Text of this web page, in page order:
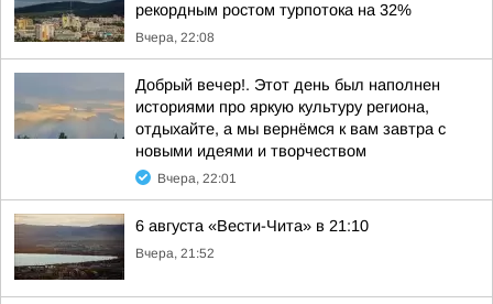
рекордным ростом турпотока на 32%
Вчера, 22:08
Добрый вечер!. Этот день был наполнен
историями про яркую культуру региона,
отдыхайте, а мы вернёмся к вам завтра с
новыми идеями и творчеством
Вчера, 22:01
6 августа «Вести-Чита» в 21:10
Вчера, 21:52